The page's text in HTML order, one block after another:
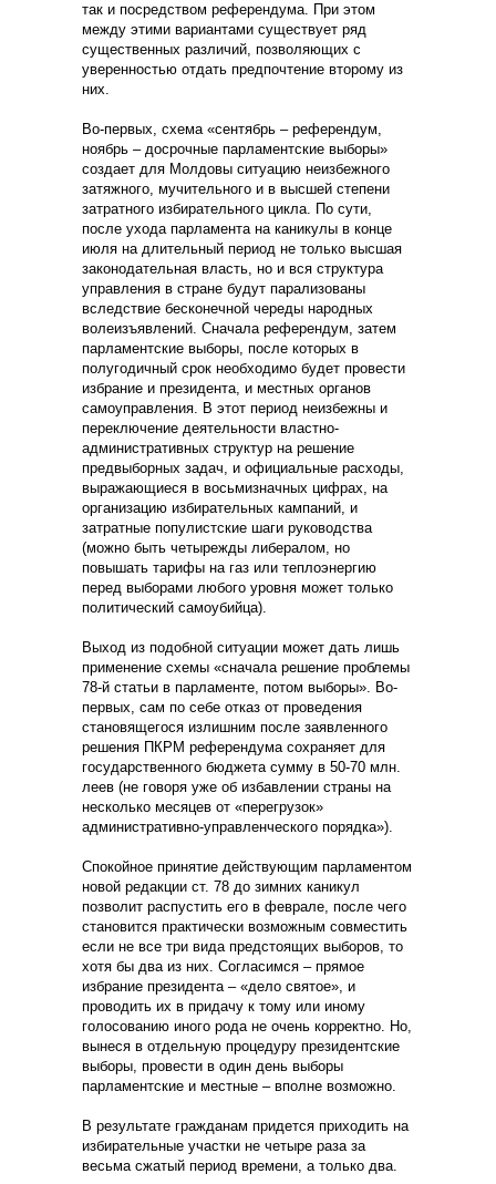
так и посредством референдума. При этом
между этими вариантами существует ряд
существенных различий, позволяющих с
уверенностью отдать предпочтение второму из
них.
Во-первых, схема «сентябрь – референдум,
ноябрь – досрочные парламентские выборы»
создает для Молдовы ситуацию неизбежного
затяжного, мучительного и в высшей степени
затратного избирательного цикла. По сути,
после ухода парламента на каникулы в конце
июля на длительный период не только высшая
законодательная власть, но и вся структура
управления в стране будут парализованы
вследствие бесконечной череды народных
волеизъявлений. Сначала референдум, затем
парламентские выборы, после которых в
полугодичный срок необходимо будет провести
избрание и президента, и местных органов
самоуправления. В этот период неизбежны и
переключение деятельности властно-
административных структур на решение
предвыборных задач, и официальные расходы,
выражающиеся в восьмизначных цифрах, на
организацию избирательных кампаний, и
затратные популистские шаги руководства
(можно быть четырежды либералом, но
повышать тарифы на газ или теплоэнергию
перед выборами любого уровня может только
политический самоубийца).
Выход из подобной ситуации может дать лишь
применение схемы «сначала решение проблемы
78-й статьи в парламенте, потом выборы». Во-
первых, сам по себе отказ от проведения
становящегося излишним после заявленного
решения ПКРМ референдума сохраняет для
государственного бюджета сумму в 50-70 млн.
леев (не говоря уже об избавлении страны на
несколько месяцев от «перегрузок»
административно-управленческого порядка»).
Спокойное принятие действующим парламентом
новой редакции ст. 78 до зимних каникул
позволит распустить его в феврале, после чего
становится практически возможным совместить
если не все три вида предстоящих выборов, то
хотя бы два из них. Согласимся – прямое
избрание президента – «дело святое», и
проводить их в придачу к тому или иному
голосованию иного рода не очень корректно. Но,
вынеся в отдельную процедуру президентские
выборы, провести в один день выборы
парламентские и местные – вполне возможно.
В результате гражданам придется приходить на
избирательные участки не четыре раза за
весьма сжатый период времени, а только два.